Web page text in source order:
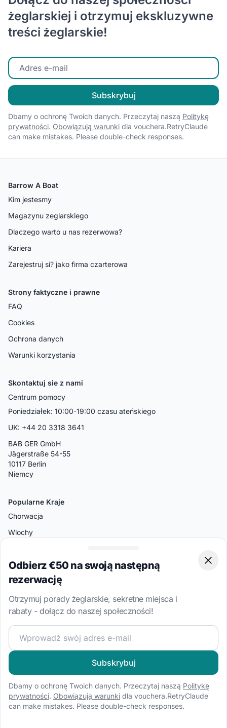
żeglarskiej i otrzymuj ekskluzywne
treści żeglarskie!
Wprowadź swój adres e-mail
Subskrybuj
Dbamy o ochronę Twoich danych. Przeczytaj naszą Politykę
prywatności. Obowiązują warunki dla vouchera.RetryClaude
can make mistakes. Please double-check responses.
Barrow A Boat
Kim jestesmy
Magazynu zeglarskiego
Dlaczego warto u nas rezerwowa?
Kariera
Zarejestruj si? jako firma czarterowa
Strony faktyczne i prawne
FAQ
Cookies
Ochrona danych
Warunki korzystania
Skontaktuj sie z nami
Centrum pomocy
Poniedziałek: 10:00-19:00 czasu ateńskiego
UK: +44 20 3318 3641
BAB GER GmbH
Jägerstraße 54-55
10117 Berlin
Niemcy
Popularne Kraje
Chorwacja
Wlochy
Turcja
Bahamy
Brytyjskie Wyspy Dziewicze
Popularne Kierunki
Split
Ateny
Amalfi
Palermo
Bodrum
Odbierz €50 na swoją następną
rezerwację
Otrzymuj porady żeglarskie, sekretne miejsca i
rabaty - dołącz do naszej społeczności!
Dołącz do naszej społeczności żeglarskiej i otrzymuj
Subskrybuj
Dbamy o ochronę Twoich danych. Przeczytaj naszą Politykę
prywatności. Obowiązują warunki dla vouchera.RetryClaude
can make mistakes. Please double-check responses.